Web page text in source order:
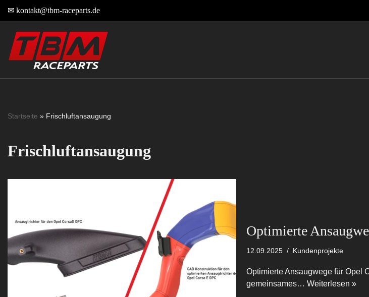
Inhalt
springen
✉ kontakt@tbm-raceparts.de
Startseite » Frischluftansaugung
Frischluftansaugung
Optimierte
12.09.2025 Kundenprojekte
Optimierte Ansaugwege für Opel
gemeinsames… Weiterlesen »